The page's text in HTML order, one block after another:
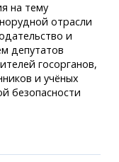
на тему
отрасли
и
депутатов
госорганов,
и учёных
безопасности